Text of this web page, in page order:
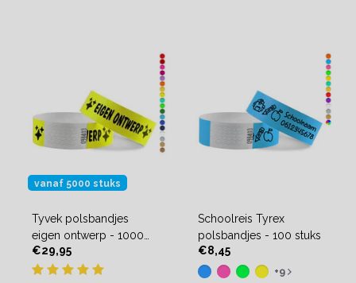
vanaf 5000 stuks
Tyvek polsbandjes
eigen ontwerp - 1000
stuks
€29,95
Schoolreis Tyrex
polsbandjes - 100 stuks
€8,45
+9